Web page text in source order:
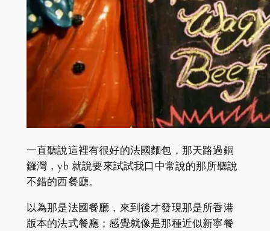
一直聽說這裡有很好的法國麵包，那天路過銅
鑼灣，yb 就說要來試試我口中常說的那所聽說
不錯的西餐廳。
以為那是法國餐廳，來到後才發現那是所香港
版本的法式餐廳；感覺就像是那種近似新寧餐